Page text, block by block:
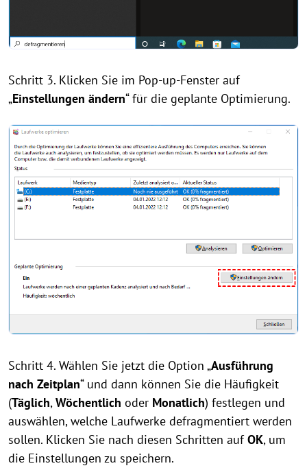
Schritt 3. Klicken Sie im Pop-up-Fenster auf
„Einstellungen ändern“ für die geplante Optimierung.
Schritt 4. Wählen Sie jetzt die Option „Ausführung
nach Zeitplan“ und dann können Sie die Häufigkeit
(Täglich,Wöchentlich oder Monatlich) festlegen und
auswählen, welche Laufwerke defragmentiert werden
sollen. Klicken Sie nach diesen Schritten aufOK, um
die Einstellungen zu speichern.